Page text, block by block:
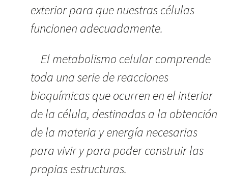
exterior para que nuestras células
funcionen adecuadamente.
El metabolismo celular comprende
toda una serie de reacciones
bioquímicas que ocurren en el interior
de la célula, destinadas a la obtención
de la materia y energía necesarias
para vivir y para poder construir las
propias estructuras.